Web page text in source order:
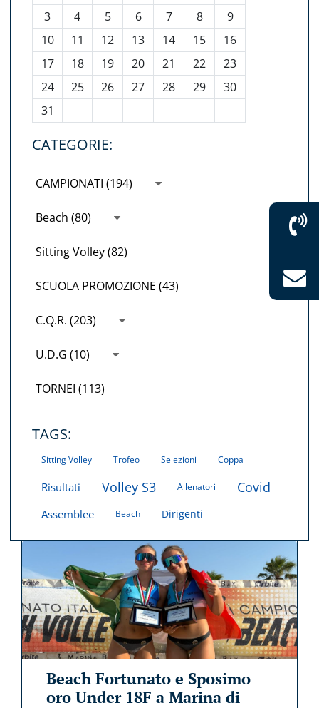
3
4 5 6 7 8
9
10
11 12 13 14 15
16
17
18 19 20 21 22
23
24
25 26 27 28 29
30
31
CATEGORIE:
CAMPIONATI (194)
Beach (80)
Sitting Volley (82)
SCUOLA PROMOZIONE (43)
C.Q.R. (203)
U.D.G (10)
TORNEI (113)
TAGS:
Sitting Volley Trofeo Selezioni Coppa
Risultati Volley S3 Allenatori Covid
Assemblee Beach Dirigenti
Beach Fortunato e Sposimo
oro Under 18F a Marina di